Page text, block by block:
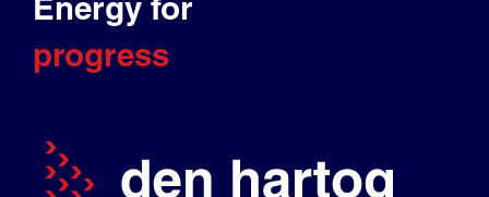
progress